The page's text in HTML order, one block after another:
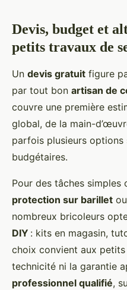
Devis, budget et
petits travaux de
Un devis gratuit figure
par tout bon artisan de
couvre une première
global, de la main-
parfois plusieurs
budgétaires.
Pour des tâches simples
protection sur barillet
nombreux bricoleurs
DIY : kits en magasin,
choix convient aux petits
technicité ni la garantie
professionnel qualifié,